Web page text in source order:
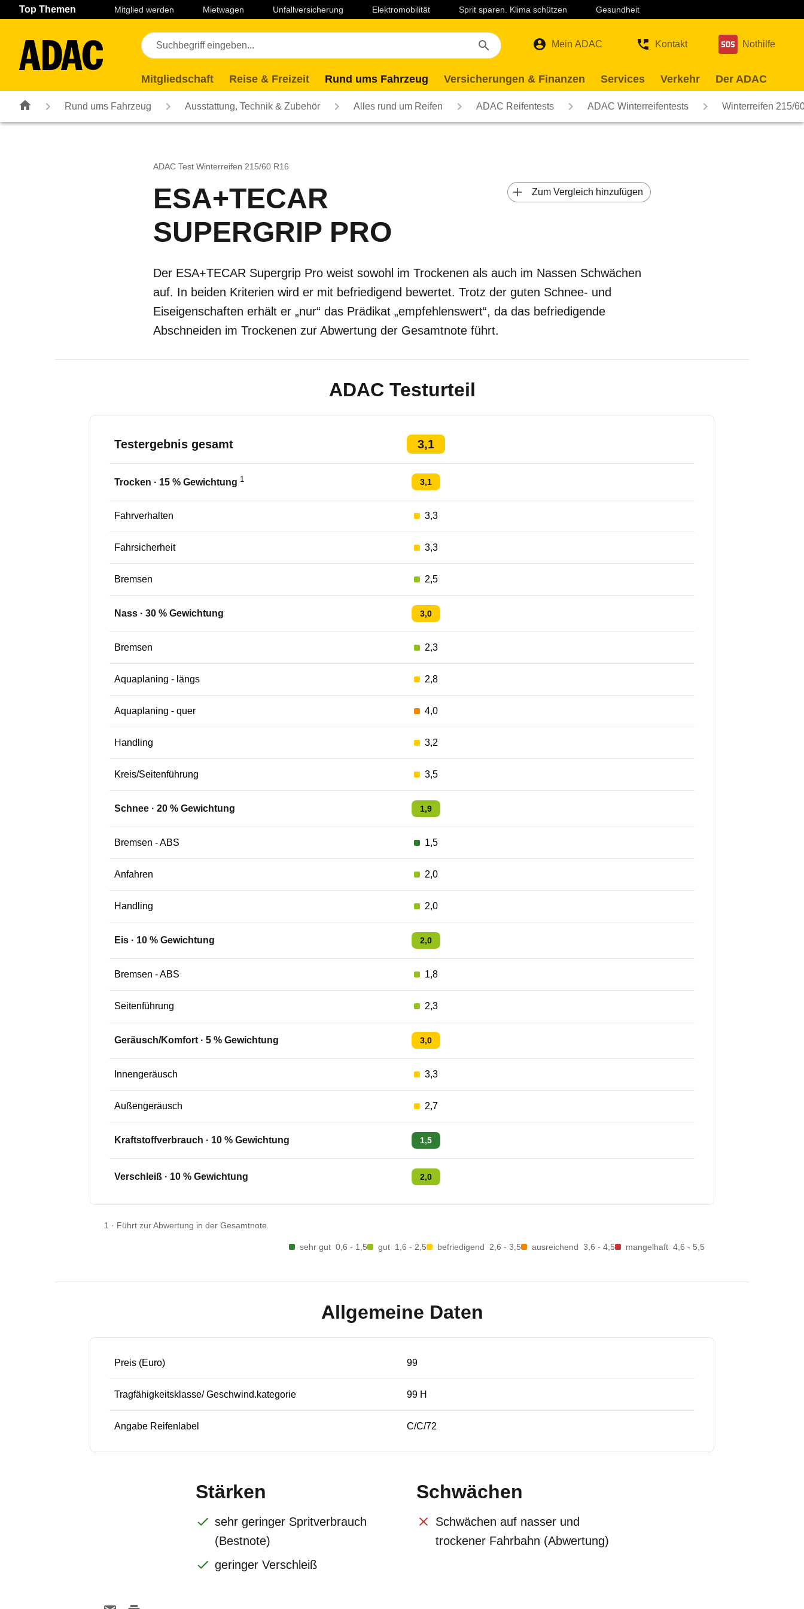
Navigation Seiteninhalt Fußzeile
Top Themen Mitglied werden Mietwagen Unfallversicherung Elektromobilität Sprit sparen. Klima schützen Gesundheit
Mein ADAC Kontakt Nothilfe
Mitgliedschaft Reise & Freizeit Rund ums Fahrzeug Versicherungen & Finanzen Services Verkehr Der ADAC
Rund ums Fahrzeug Ausstattung, Technik & Zubehör Alles rund um Reifen ADAC Reifentests ADAC Winterreifentests Winterreifen 215/
ADAC Test Winterreifen 215/60 R16
ESA+TECAR
SUPERGRIP PRO
Zum Vergleich hinzufügen
Der ESA+TECAR Supergrip Pro weist sowohl im Trockenen als auch im Nassen Schwächen
auf. In beiden Kriterien wird er mit befriedigend bewertet. Trotz der guten Schnee- und
Eiseigenschaften erhält er „nur“ das Prädikat „empfehlenswert“, da das befriedigende
Abschneiden im Trockenen zur Abwertung der Gesamtnote führt.
ADAC Testurteil
Testergebnis gesamt 3,1
Trocken · 15 % Gewichtung 1 3,1
Fahrverhalten 3,3
Fahrsicherheit 3,3
Bremsen 2,5
Nass · 30 % Gewichtung 3,0
Bremsen 2,3
Aquaplaning - längs 2,8
Aquaplaning - quer 4,0
Handling 3,2
Kreis/Seitenführung 3,5
Schnee · 20 % Gewichtung 1,9
Bremsen - ABS 1,5
Anfahren 2,0
Handling 2,0
Eis · 10 % Gewichtung 2,0
Bremsen - ABS 1,8
Seitenführung 2,3
Geräusch/Komfort · 5 % Gewichtung 3,0
Innengeräusch 3,3
Außengeräusch 2,7
Kraftstoffverbrauch · 10 % Gewichtung 1,5
Verschleiß · 10 % Gewichtung 2,0
1 · Führt zur Abwertung in der Gesamtnote
sehr gut 0,6 - 1,5 gut 1,6 - 2,5 befriedigend 2,6 - 3,5 ausreichend 3,6 - 4,5 mangelhaft 4,6 - 5,5
Allgemeine Daten
Preis (Euro) 99
Tragfähigkeitsklasse/ Geschwind.kategorie 99 H
Angabe Reifenlabel C/C/72
Stärken
sehr geringer Spritverbrauch
(Bestnote)
geringer Verschleiß
Schwächen
Schwächen auf nasser und
trockener Fahrbahn (Abwertung)